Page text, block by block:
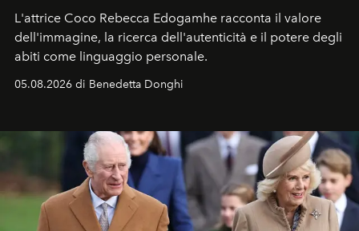
L'attrice Coco Rebecca Edogamhe racconta il valore
dell'immagine, la ricerca dell'autenticità e il potere degli
abiti come linguaggio personale.
05.08.2026 di Benedetta Donghi